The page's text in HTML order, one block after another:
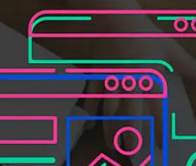
combar בפרט.
עורך תוכן וקופירייטינג